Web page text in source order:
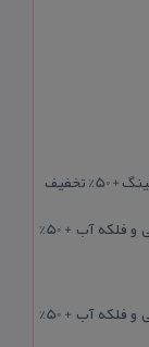
تخفیف
لیست هتل آپارتمان های مشهد در هتل خیابان طبرسی و فلکه آب + 50%
لیست هتل آپارتمان های مشهد در هتل خیابان طبرسی و فلکه آب + 50%